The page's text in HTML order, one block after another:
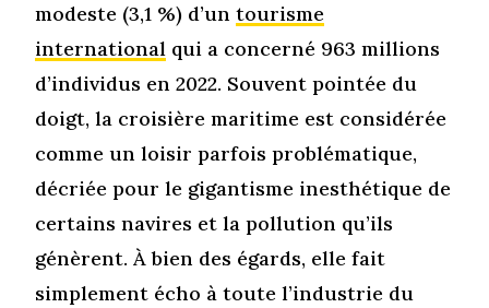
modeste (3,1 %) d’untourisme
international qui a concerné 963 millions
d’individus en 2022. Souvent pointée du
doigt, la croisière maritime est considérée
comme un loisir parfois problématique,
décriée pour le gigantisme inesthétique de
certains navires et la pollution qu’ils
génèrent. À bien des égards, elle fait
simplement écho à toute l’industrie du